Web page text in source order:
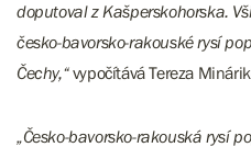
doputoval z Kašperskohorska.
česko-bavorsko-rakouské rysí
Čechy,“vypočítává Tereza
„Česko-bavorsko-rakouská rysí